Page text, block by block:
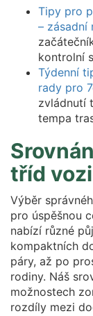
Tipy pro
– zásadní
kontrolní
Týdenní
rady pro
zvládnutí
tempa
tříd
Výběr
pro úspěšnou
nabízí různé
kompaktních
páry, až po
rodiny. Náš
možnostech
rozdíly mezi